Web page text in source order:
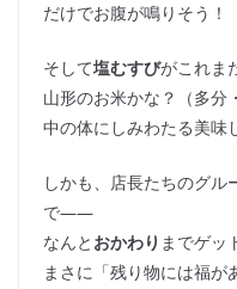
だけでお腹が鳴りそう！
そして塩むすびがこれま
山形のお米かな？（多分
中の体にしみわたる美味
しかも、店長たちのグ
で――
なんと おかわり までゲッ
まさに「残り物には福が